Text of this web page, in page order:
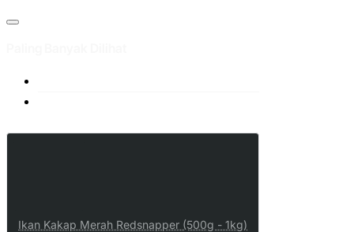
Ikan Kakap Merah Redsnapper (500g - 1kg)